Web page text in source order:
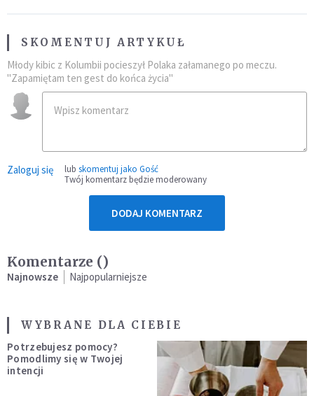
SKOMENTUJ ARTYKUŁ
Młody kibic z Kolumbii pocieszył Polaka załamanego po meczu.
"Zapamiętam ten gest do końca życia"
Zaloguj się lub skomentuj jako Gość
Twój komentarz będzie moderowany
DODAJ KOMENTARZ
Komentarze ()
Najnowsze Najpopularniejsze
WYBRANE DLA CIEBIE
Potrzebujesz pomocy?
Pomodlimy się w Twojej
intencji